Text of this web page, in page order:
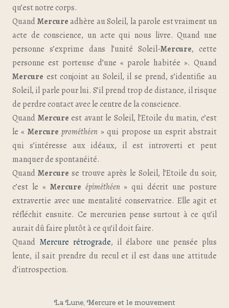
qu’est notre corps.
QuandMercure adhère au Soleil, la parole est vraiment un
acte de conscience, un acte qui nous livre. Quand une
personne s’exprime dans l’unité Soleil-Mercure, cette
personne est porteuse d’une « parole habitée ». Quand
Mercure est conjoint au Soleil, il se prend, s’identifie au
Soleil, il parle pour lui. S’il prend trop de distance, il risque
de perdre contact avec le centre de la conscience.
Quand Mercure est avant le Soleil, l’Etoile du matin, c’est
le « Mercure prométhéen » qui propose un esprit abstrait
qui s’intéresse aux idéaux, il est introverti et peut
manquer de spontanéité.
Quand Mercure se trouve après le Soleil, l’Etoile du soir,
c’est le « Mercure épiméthéen » qui décrit une posture
extravertie avec une mentalité conservatrice. Elle agit et
réfléchit ensuite. Ce mercurien pense surtout à ce qu’il
aurait dû faire plutôt à ce qu’il doit faire.
Quand Mercure rétrograde, il élabore une pensée plus
lente, il sait prendre du recul et il est dans une attitude
d’introspection.
La Lune, Mercure et le mouvement